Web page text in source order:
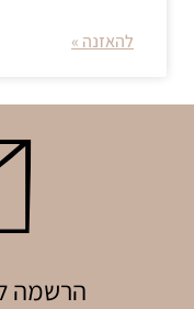
להאזנה »
הרשמה